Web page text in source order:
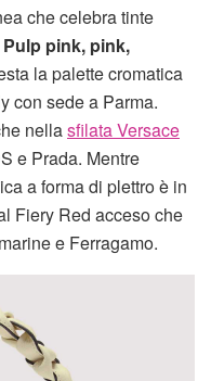
che celebra tinte
Pulp pink, pink,
la palette cromatica
con sede a Parma.
nellasfilata Versace
e Prada. Mentre
a forma di plettro è in
Fiery Red acceso che
e Ferragamo.